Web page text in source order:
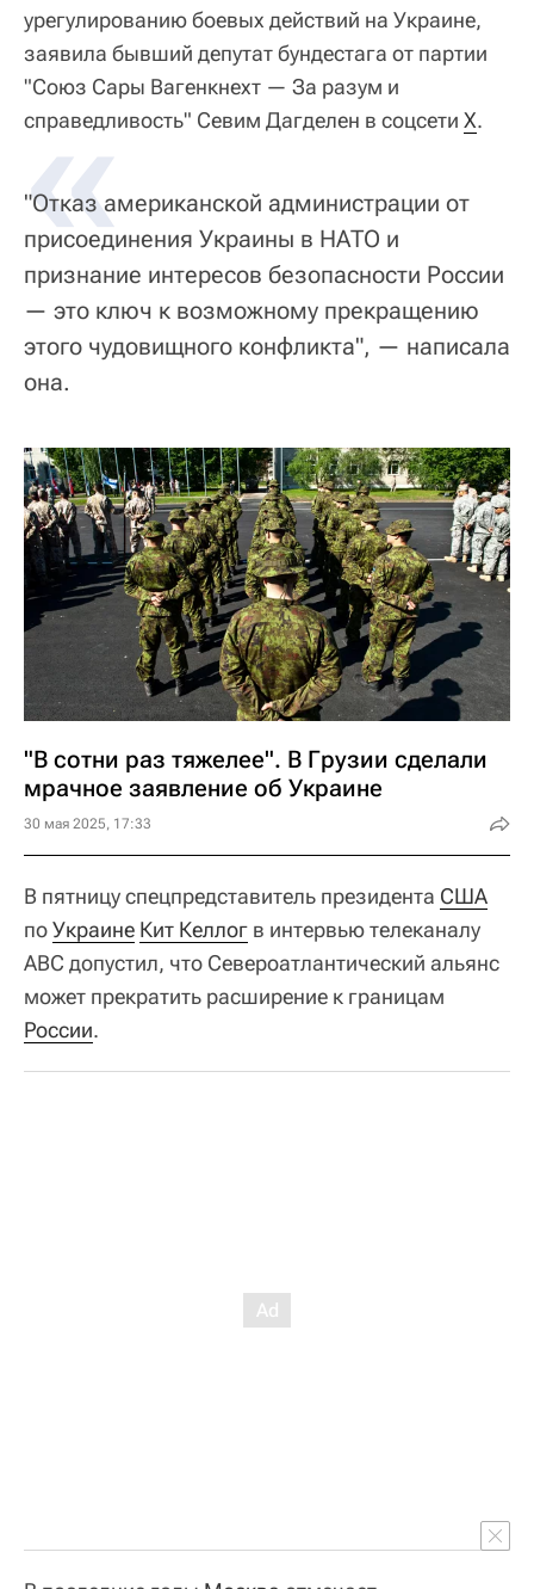
урегулированию боевых действий на Украине,
заявила бывший депутат бундестага от партии
"Союз Сары Вагенкнехт — За разум и
справедливость" Севим Дагделен в соцсети Х.
«
"Отказ американской администрации от
присоединения Украины в НАТО и
признание интересов безопасности России
— это ключ к возможному прекращению
этого чудовищного конфликта", — написала
она.
"В сотни раз тяжелее". В Грузии сделали
мрачное заявление об Украине
30 мая 2025, 17:33
В пятницу спецпредставитель президента США
поУкраине Кит Келлог в интервью телеканалу
ABC допустил, что Североатлантический альянс
может прекратить расширение к границам
России.